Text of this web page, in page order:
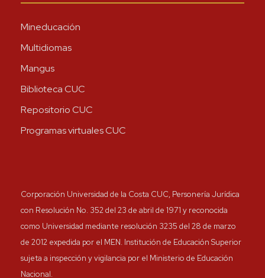
Mineducación
Multidiomas
Mangus
Biblioteca CUC
Repositorio CUC
Programas virtuales CUC
Corporación Universidad de la Costa CUC, Personería Jurídica
con Resolución No. 352 del 23 de abril de 1971 y reconocida
como Universidad mediante resolución 3235 del 28 de marzo
de 2012 expedida por el MEN. Institución de Educación Superior
sujeta a inspección y vigilancia por el Ministerio de Educación
Nacional.